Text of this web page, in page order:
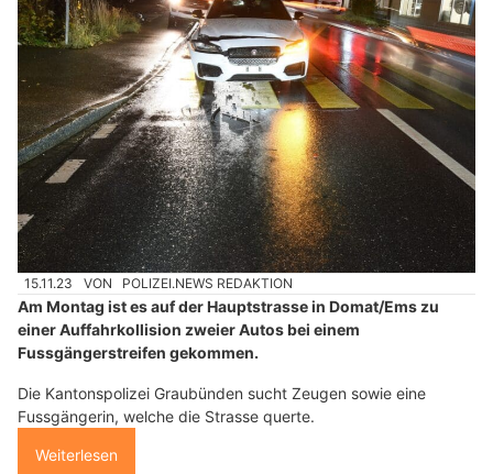
15.11.23 VON POLIZEI.NEWS REDAKTION
Am Montag ist es auf der Hauptstrasse in Domat/Ems zu
einer Auffahrkollision zweier Autos bei einem
Fussgängerstreifen gekommen.
Die Kantonspolizei Graubünden sucht Zeugen sowie eine
Fussgängerin, welche die Strasse querte.
Weiterlesen